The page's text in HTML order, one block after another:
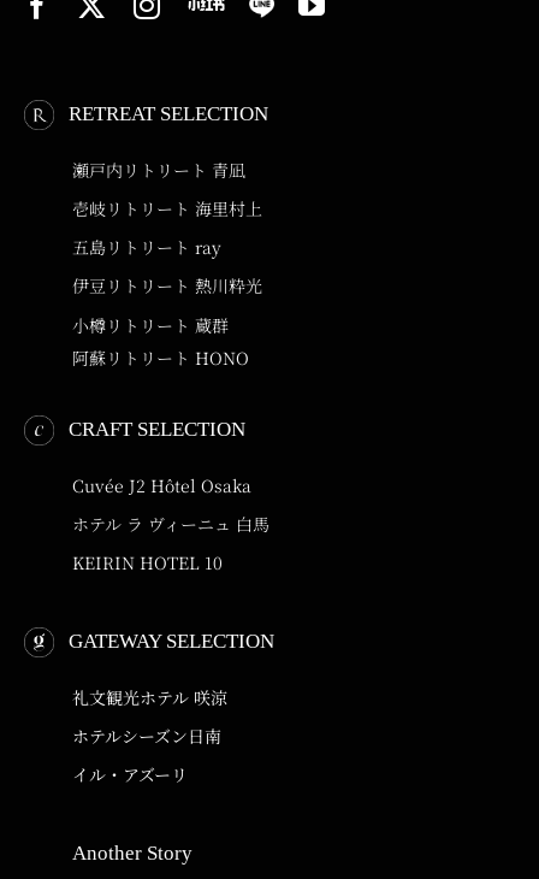
RETREAT SELECTION
瀬戸内リトリート 青凪
壱岐リトリート 海里村上
五島リトリート ray
伊豆リトリート 熱川粋光
小樽リトリート 蔵群
阿蘇リトリート HONO
CRAFT SELECTION
Cuvée J2 Hôtel Osaka
ホテル ラ ヴィーニュ 白馬
KEIRIN HOTEL 10
GATEWAY SELECTION
礼文観光ホテル 咲涼
ホテルシーズン日南
イル・アズーリ
Another Story